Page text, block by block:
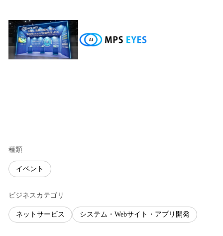
種類
イベント
ビジネスカテゴリ
ネットサービス システム・Webサイト・アプリ開発